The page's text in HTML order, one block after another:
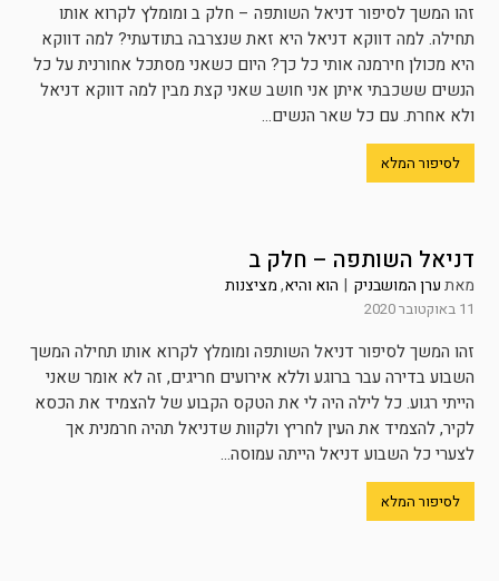
זהו המשך לסיפור דניאל השותפה – חלק ב ומומלץ לקרוא אותו
תחילה. למה דווקא דניאל היא זאת שנצרבה בתודעתי? למה דווקא
היא מכולן חירמנה אותי כל כך? היום כשאני מסתכל אחורנית על כל
הנשים ששכבתי איתן אני חושב שאני קצת מבין למה דווקא דניאל
ולא אחרת. עם כל שאר הנשים...
לסיפור המלא
דניאל השותפה – חלק ב
מאתערן המושבניק | הוא והיא,מציצנות
11 באוקטובר 2020
זהו המשך לסיפור דניאל השותפה ומומלץ לקרוא אותו תחילה המשך
השבוע בדירה עבר ברוגע וללא אירועים חריגים, זה לא אומר שאני
הייתי רגוע. כל לילה היה לי את הטקס הקבוע של להצמיד את הכסא
לקיר, להצמיד את העין לחריץ ולקוות שדניאל תהיה חרמנית אך
לצערי כל השבוע דניאל הייתה עמוסה...
לסיפור המלא